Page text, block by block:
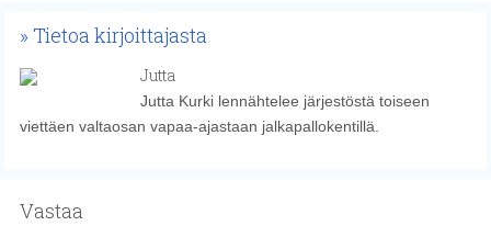
Tietoa kirjoittajasta
Jutta
Jutta Kurki lennähtelee järjestöstä toiseen
viettäen valtaosan vapaa-ajastaan jalkapallokentillä.
Vastaa